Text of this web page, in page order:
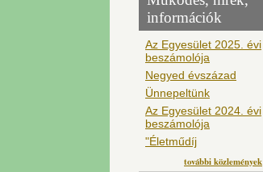
információk
Az Egyesület 2025. évi
beszámolója
Negyed évszázad
Ünnepeltünk
Az Egyesület 2024. évi
beszámolója
"Életműdíj
további közlemények